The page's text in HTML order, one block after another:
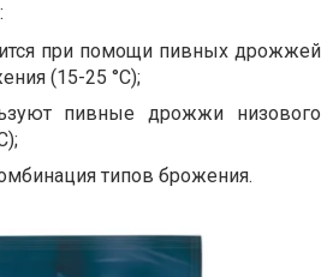
при помощи пивных дрожжей
(15-25 °C);
пивные дрожжи низового
типов брожения.